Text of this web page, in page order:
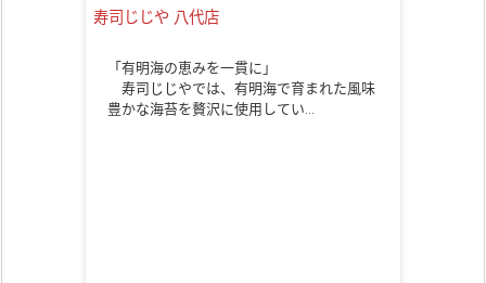
寿司じじや 八代店
「有明海の恵みを一貫に」
寿司じじやでは、有明海で育まれた風味
豊かな海苔を贅沢に使用してい…